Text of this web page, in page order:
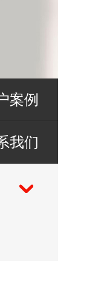
案例
我们